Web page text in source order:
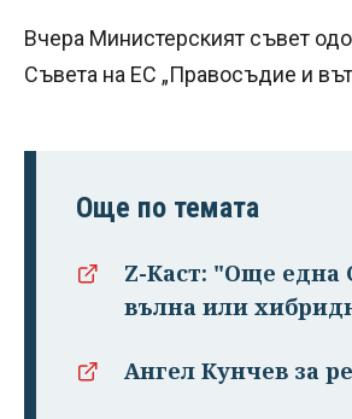
Вчера Министерският съвет
Съвета на ЕС „Правосъдие и
Още по темата
Z-Каст: "Още една
вълна или
Ангел Кунчев за